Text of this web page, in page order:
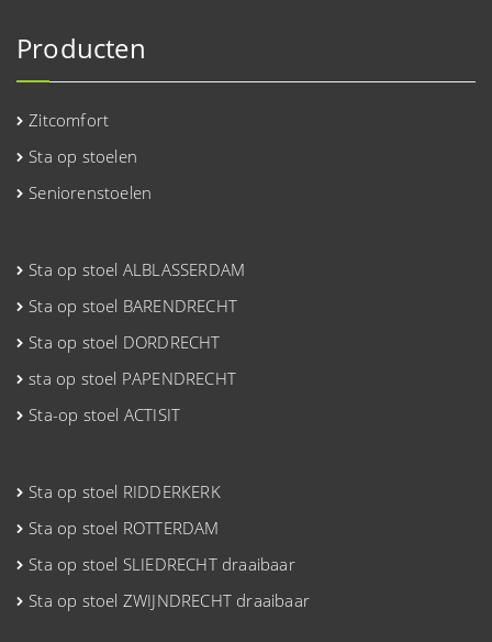
Producten
Zitcomfort
Sta op stoelen
Seniorenstoelen
Sta op stoel ALBLASSERDAM
Sta op stoel BARENDRECHT
Sta op stoel DORDRECHT
sta op stoel PAPENDRECHT
Sta-op stoel ACTISIT
Sta op stoel RIDDERKERK
Sta op stoel ROTTERDAM
Sta op stoel SLIEDRECHT draaibaar
Sta op stoel ZWIJNDRECHT draaibaar